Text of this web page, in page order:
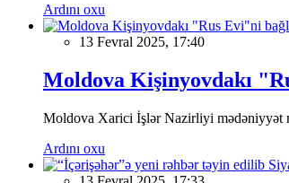
Ardını oxu
13 Fevral 2025, 17:40
Moldova Kişinyovdakı
Moldova Xarici İşlər Nazirliyi mədəniyyət
Ardını oxu